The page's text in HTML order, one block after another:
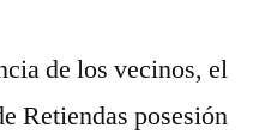
de los vecinos, el
Retiendas posesión